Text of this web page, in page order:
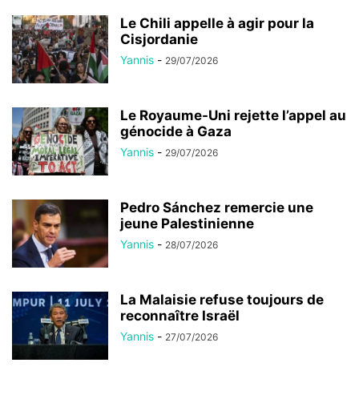
Le Chili appelle à agir pour la
Cisjordanie
Yannis - 29/07/2026
Le Royaume-Uni rejette l’appel au
génocide à Gaza
Yannis - 29/07/2026
Pedro Sánchez remercie une
jeune Palestinienne
Yannis - 28/07/2026
La Malaisie refuse toujours de
reconnaître Israël
Yannis - 27/07/2026